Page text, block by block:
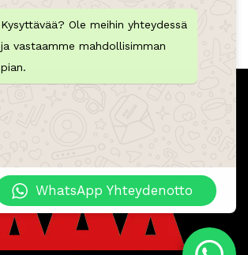
Kysyttävää? Ole meihin yhteydessä
ja vastaamme mahdollisimman
pian.
WhatsApp Yhteydenotto